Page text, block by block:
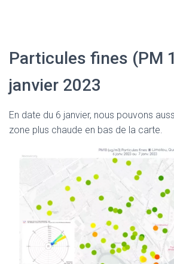
Particules fines (PM
janvier 2023
En date du 6 janvier, nous pouvons
zone plus chaude en bas de la carte.